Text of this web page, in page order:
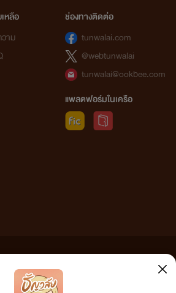
หลือ
าม
ช่องทางติดต่อ
tunwalai.com
@webtunwalai
tunwalai@ookbee.com
แพลตฟอร์มในเครือ
บผิดชอบต่อข้อความใดๆ ทั้งสิ้น ดังนั้นผู้อ่านทุกท่านโปรดใช้
ง และหากท่านพบข้อความใดๆ ที่ขัดต่อกฎหมายและศีลธรรม